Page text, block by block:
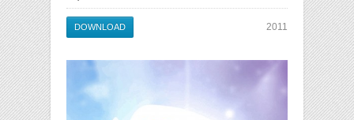
DOWNLOAD 2011